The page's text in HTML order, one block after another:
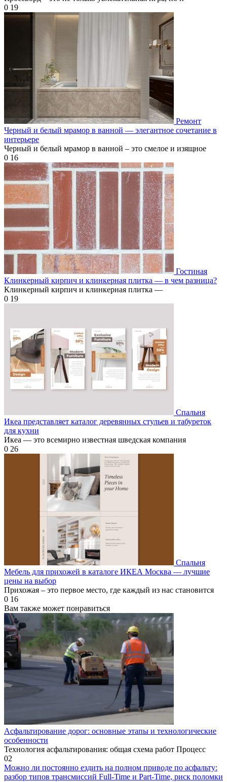
0 19
Ремонт
Черный и белый мрамор в ванной — элегантное сочетание в
интерьере
Черный и белый мрамор в ванной – это смелое и изящное
0 16
Гостиная
Клинкерный кирпич и клинкерная плитка — в чем разница?
Клинкерный кирпич и клинкерная плитка —
0 19
Спальня
Икеа представляет каталог деревянных стульев и табуреток
для кухни
Икеа — это всемирно известная шведская компания
0 26
Спальня
Мебель для прихожей в каталоге ИКЕА Москва — лучшие
цены на выбор
Прихожая – это первое место, где каждый из нас становится
0 16
Вам также может понравиться
Асфальтирование дорог: основные этапы и технологические
особенности
Технология асфальтирования: общая схема работ Процесс
02
Можно ли постоянно ездить на полном приводе по асфальту:
разбор типов трансмиссий Full-Time и Part-Time, риск поломки